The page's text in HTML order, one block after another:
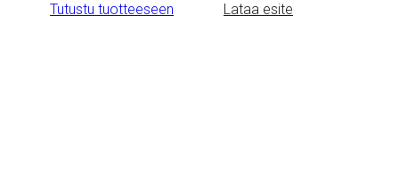
Tutustu tuotteeseen Lataa esite